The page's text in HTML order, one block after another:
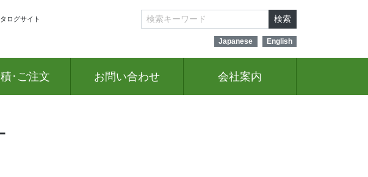
ログサイト 検索
Japanese English
･ご注文 お問い合わせ 会社案内